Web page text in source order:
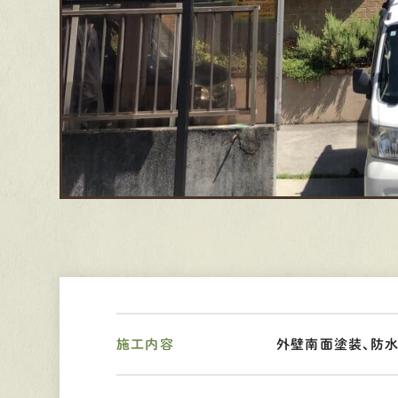
施工内容 外壁南面塗装、防